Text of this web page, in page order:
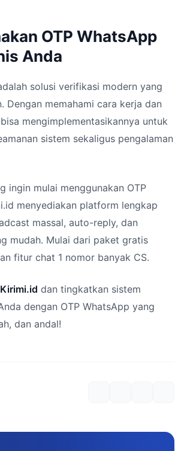
OTP WhatsApp
Anda
solusi verifikasi modern yang
Dengan memahami cara kerja dan
mengimplementasikannya untuk
sistem sekaligus pengalaman
ingin mulai menggunakan OTP
menyediakan platform lengkap
massal, auto-reply, dan
mudah. Mulai dari paket gratis
fitur chat 1 nomor banyak CS.
dan tingkatkan sistem
dengan OTP WhatsApp yang
dan andal!